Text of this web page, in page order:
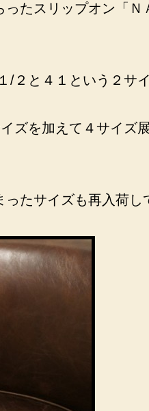
ったスリップオン「
/２と４１という２サ
ズを加えて４サイズ
ったサイズも再入荷し